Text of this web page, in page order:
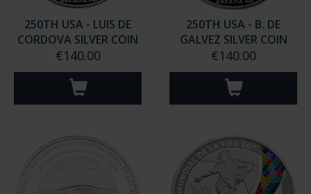
250TH USA - LUIS DE
CORDOVA SILVER COIN
€140.00
250TH USA - B. DE
GALVEZ SILVER COIN
€140.00